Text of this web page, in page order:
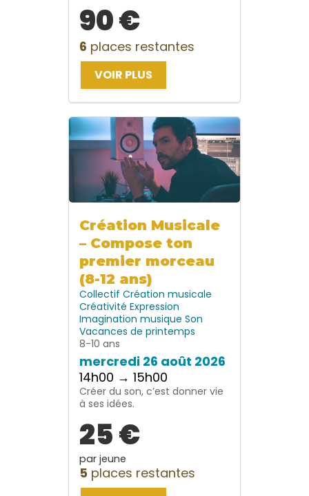
90 €
6 places restantes
VOIR PLUS
Création Musicale
– Compose ton
premier morceau
(8-12 ans)
Collectif Création musicale
Créativité Expression
Imagination musique Son
Vacances de printemps
8-10 ans
mercredi 26 août 2026
14h00 → 15h00
Créer du son, c’est donner vie
à ses idées.
25 €
par jeune
5 places restantes